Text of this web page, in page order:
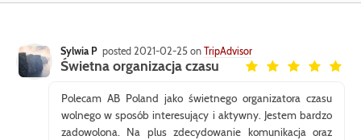
Sylwia P posted 2021-02-25 on TripAdvisor
Świetna organizacja czasu
Polecam AB Poland jako świetnego organizatora czasu
wolnego w sposób interesujący i aktywny. Jestem bardzo
zadowolona. Na plus zdecydowanie komunikacja oraz